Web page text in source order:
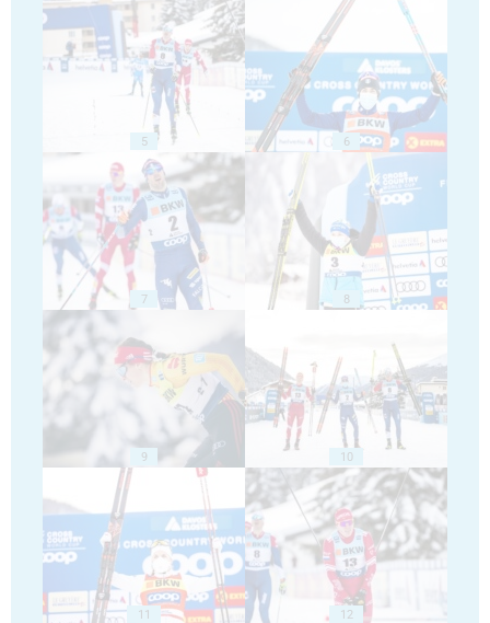
5 6
7 8
9 10
11 12